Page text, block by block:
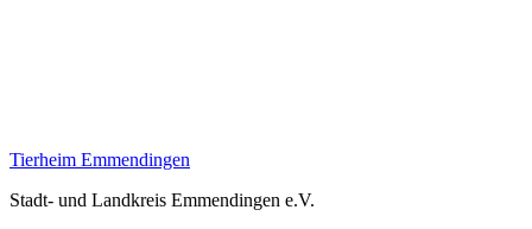
Tierheim Emmendingen
Stadt- und Landkreis Emmendingen e.V.